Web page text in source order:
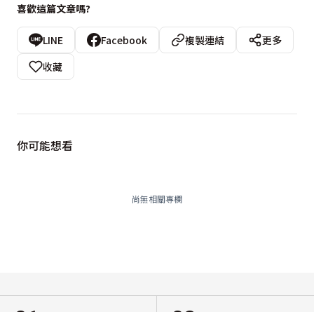
喜歡這篇文章嗎?
LINE Facebook 複製連結
更多
收藏
你可能想看
尚無相關專欄